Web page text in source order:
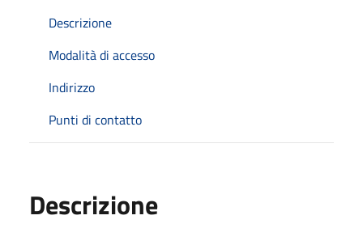
Descrizione
Modalità di accesso
Indirizzo
Punti di contatto
Descrizione